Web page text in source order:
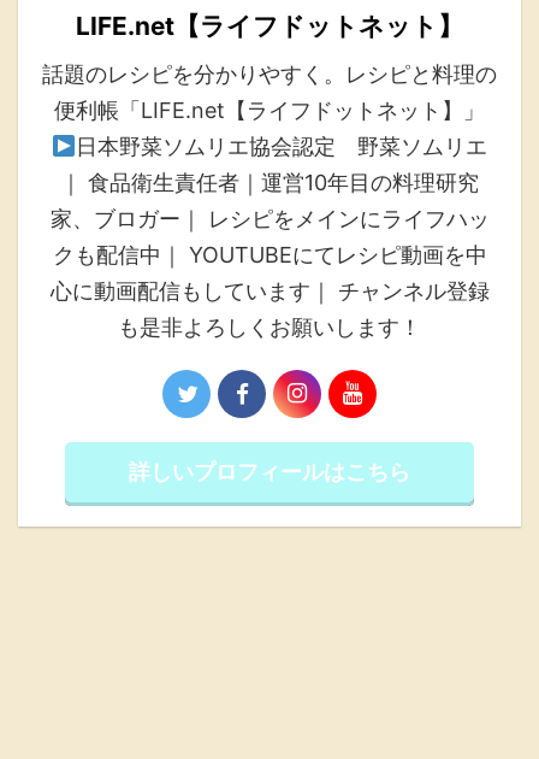
LIFE.net【ライフドットネット】
話題のレシピを分かりやすく。レシピと料理の
便利帳「LIFE.net【ライフドットネット】」
日本野菜ソムリエ協会認定 野菜ソムリエ
｜ 食品衛生責任者｜運営10年目の料理研究
家、ブロガー｜ レシピをメインにライフハッ
クも配信中｜ YOUTUBEにてレシピ動画を中
心に動画配信もしています｜ チャンネル登録
も是非よろしくお願いします！
詳しいプロフィールはこちら